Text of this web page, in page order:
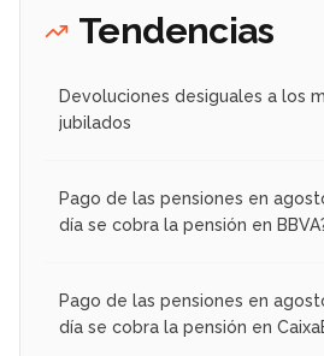
Tendencias
Devoluciones desiguales a los
jubilados
Pago de las pensiones en
día se cobra la pensión en
Pago de las pensiones en
día se cobra la pensión en